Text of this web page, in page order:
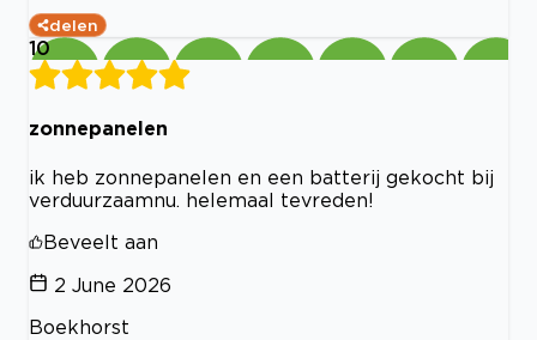
delen
10
zonnepanelen
ik heb zonnepanelen en een batterij gekocht bij
verduurzaamnu. helemaal tevreden!
Beveelt aan
2 June 2026
Boekhorst